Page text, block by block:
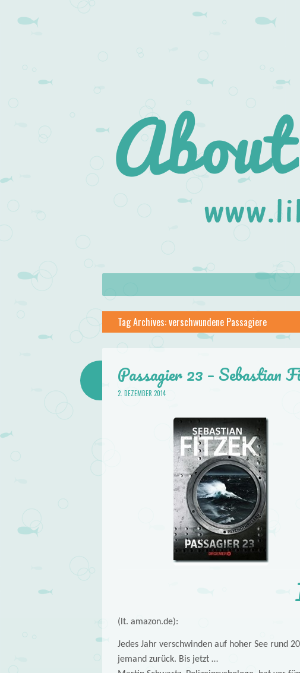
About
Books
Menu
Tag Archives:verschwundene Passagiere
Passagier 23 – Sebastian
2. DEZEMBER 2014
(lt. amazon.de):
Jedes Jahr verschwinden auf hoher See rund
jemand zurück. Bis jetzt …